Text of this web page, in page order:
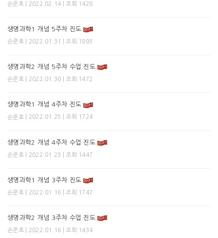
손준호| 2022.02.14 | 조회 1428
생명과학1 개념 5주차 진도
손준호| 2022.01.31 | 조회 1893
생명과학2 개념 5주차 수업 진도
손준호| 2022.01.30 | 조회 1472
생명과학1 개념 4주차 진도
손준호 | 2022.01.25 | 조회 1724
생명과학2 개념 4주차 수업 진도
손준호| 2022.01.23 | 조회 1447
생명과학1 개념 3주차 진도
손준호| 2022.01.16 | 조회 1747
생명과학2 개념 3주차 수업 진도
손준호| 2022.01.16 | 조회 1434